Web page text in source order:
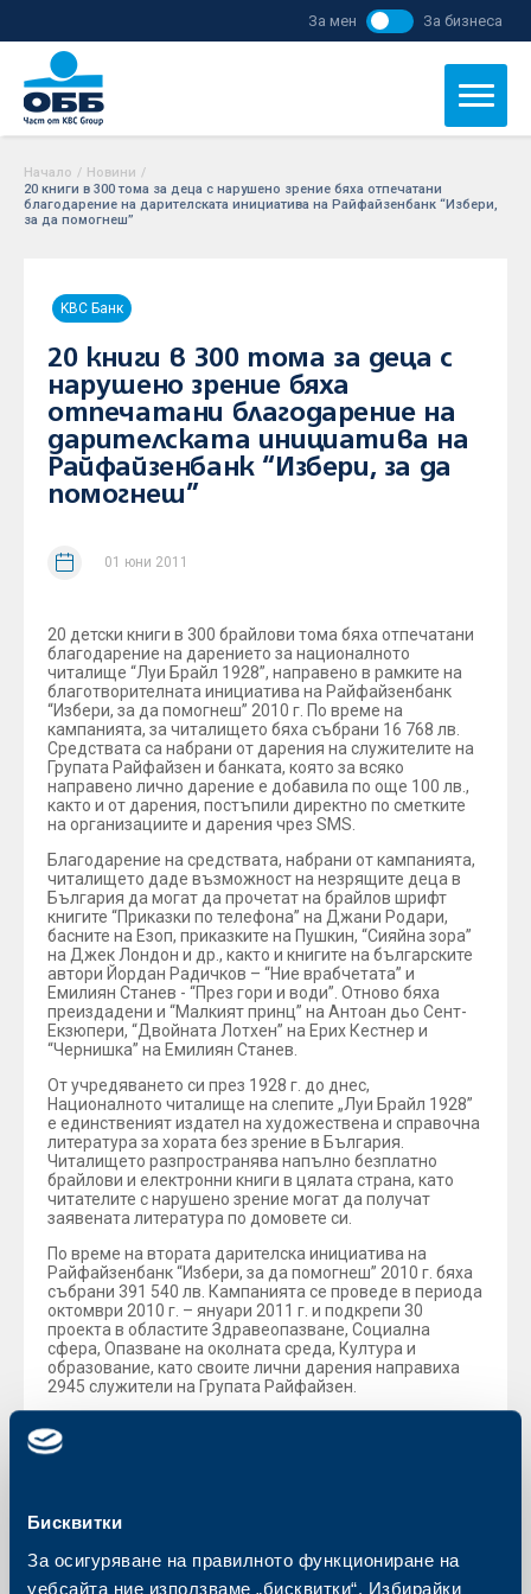
Бисквитки
За осигуряване на правилното функциониране на
уебсайта ние използваме „бисквитки“. Избирайки
За мен За бизнеса
Начало / Новини /
20 книги в 300 тома за деца с нарушено зрение бяха отпечатани
благодарение на дарителската инициатива на Райфайзенбанк “Избери,
за да помогнеш”
KBC Банк
20 книги в 300 тома за деца с
нарушено зрение бяха
отпечатани благодарение на
дарителската инициатива на
Райфайзенбанк “Избери, за да
помогнеш”
01 юни 2011
20 детски книги в 300 брайлови тома бяха отпечатани
благодарение на дарението за националното
читалище “Луи Брайл 1928”, направено в рамките на
благотворителната инициатива на Райфайзенбанк
“Избери, за да помогнеш” 2010 г. По време на
кампанията, за читалището бяха събрани 16 768 лв.
Средствата са набрани от дарения на служителите на
Групата Райфайзен и банката, която за всяко
направено лично дарение е добавила по още 100 лв.,
както и от дарения, постъпили директно по сметките
на организациите и дарения чрез SMS.
Благодарение на средствата, набрани от кампанията,
читалището даде възможност на незрящите деца в
България да могат да прочетат на брайлов шрифт
книгите “Приказки по телефона” на Джани Родари,
басните на Езоп, приказките на Пушкин, “Сияйна зора”
на Джек Лондон и др., както и книгите на българските
автори Йордан Радичков – “Ние врабчетата” и
Емилиян Станев - “През гори и води”. Отново бяха
преиздадени и “Малкият принц” на Антоан дьо Сент-
Екзюпери, “Двойната Лотхен” на Ерих Кестнер и
“Чернишка” на Емилиян Станев.
От учредяването си през 1928 г. до днес,
Националното читалище на слепите „Луи Брайл 1928”
е единственият издател на художествена и справочна
литература за хората без зрение в България.
Читалището разпространява напълно безплатно
брайлови и електронни книги в цялата страна, като
читателите с нарушено зрение могат да получат
заявената литература по домовете си.
По време на втората дарителска инициатива на
Райфайзенбанк “Избери, за да помогнеш” 2010 г. бяха
събрани 391 540 лв. Кампанията се проведе в периода
октомври 2010 г. – януари 2011 г. и подкрепи 30
проекта в областите Здравеопазване, Социална
сфера, Опазване на околната среда, Култура и
образование, като своите лични дарения направиха
2945 служители на Групата Райфайзен.
активен и на него се поместват отчетите на
организациите, включени в кампанията, за това как са
Обратно към всички новини